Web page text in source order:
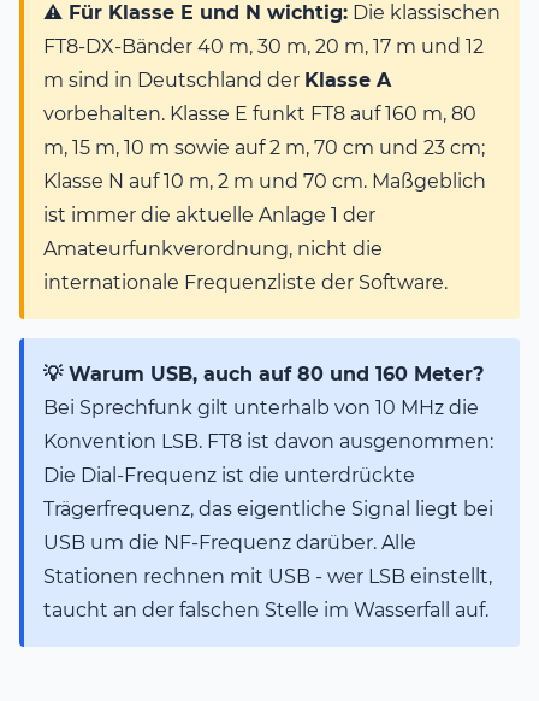
⚠️ Für Klasse E und N wichtig: Die klassischen
FT8-DX-Bänder 40 m, 30 m, 20 m, 17 m und 12
m sind in Deutschland der Klasse A
vorbehalten. Klasse E funkt FT8 auf 160 m, 80
m, 15 m, 10 m sowie auf 2 m, 70 cm und 23 cm;
Klasse N auf 10 m, 2 m und 70 cm. Maßgeblich
ist immer die aktuelle Anlage 1 der
Amateurfunkverordnung, nicht die
internationale Frequenzliste der Software.
💡 Warum USB, auch auf 80 und 160 Meter?
Bei Sprechfunk gilt unterhalb von 10 MHz die
Konvention LSB. FT8 ist davon ausgenommen:
Die Dial-Frequenz ist die unterdrückte
Trägerfrequenz, das eigentliche Signal liegt bei
USB um die NF-Frequenz darüber. Alle
Stationen rechnen mit USB - wer LSB einstellt,
taucht an der falschen Stelle im Wasserfall auf.